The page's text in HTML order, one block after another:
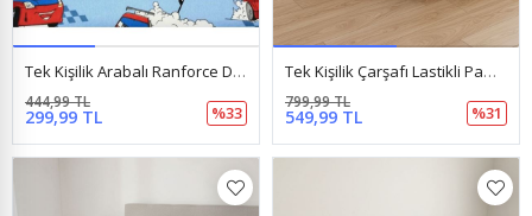
Tek Kişilik Arabalı Ranforce Dokuma Kumaş Lastikli Çarşaf Takımı Mavi
299,99 TL
444,99 TL
%33
Tek Kişilik Çarşafı Lastikli Pamuklu Ranforce Kumaş Nevresim Takımı Papatya Gri
549,99 TL
799,99 TL
%31